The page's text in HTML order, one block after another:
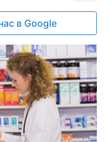
в Google